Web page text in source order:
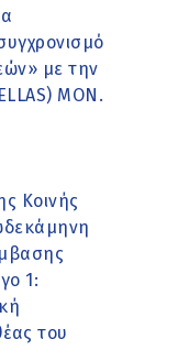
με την
MON.
Κοινής
1:
του